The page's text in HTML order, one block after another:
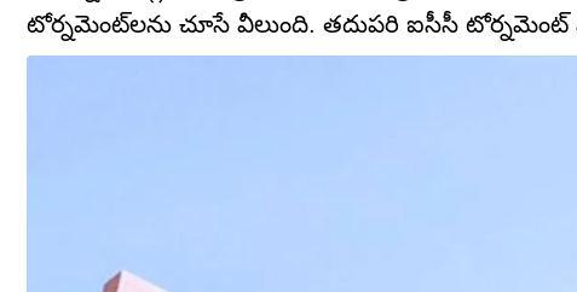
టోర్నమెంట్‌లను చూసే వీలుంది. తదుపరి ఐసీసీ టోర్నమెంట్